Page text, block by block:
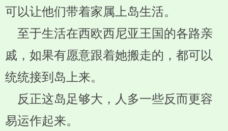
可以让他们带着家属上岛生活。
至于生活在西欧西尼亚王国的各路亲
戚，如果有愿意跟着她搬走的，都可以
统统接到岛上来。
反正这岛足够大，人多一些反而更容
易运作起来。